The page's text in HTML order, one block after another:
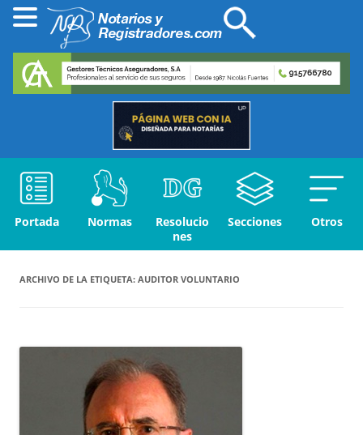
Portada Normas
Resolucio
nes
Secciones Otros
ARCHIVO DE LA ETIQUETA: AUDITOR VOLUNTARIO